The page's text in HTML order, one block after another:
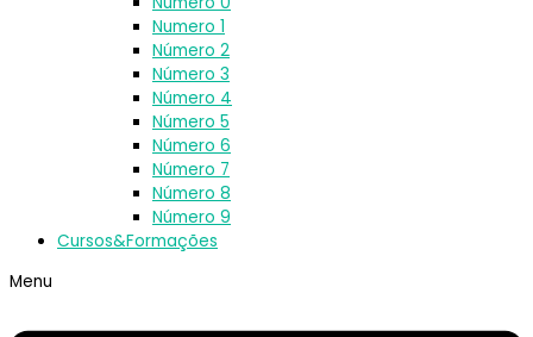
Numero 1
Número 2
Número 3
Número 4
Número 5
Número 6
Número 7
Número 8
Número 9
Cursos&Formações
Menu